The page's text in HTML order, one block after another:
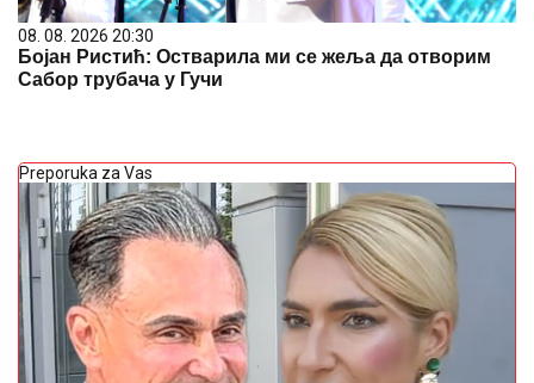
08. 08. 2026 20:30
Бојан Ристић: Остварила ми се жеља да отворим
Сабор трубача у Гучи
Preporuka za Vas